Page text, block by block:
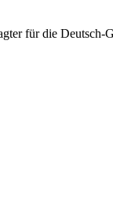
für die Deutsch-